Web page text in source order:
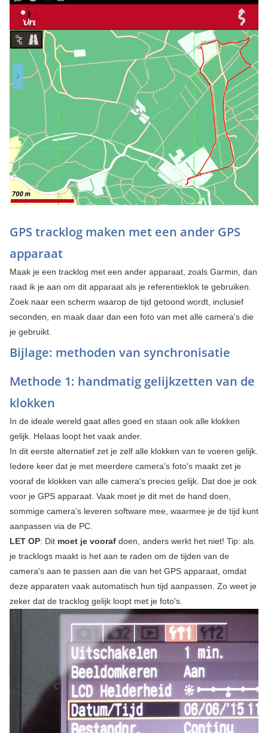
GPS tracklog maken met een ander GPS
apparaat
Maak je een tracklog met een ander apparaat, zoals Garmin, dan
raad ik je aan om dit apparaat als je referentieklok te gebruiken.
Zoek naar een scherm waarop de tijd getoond wordt, inclusief
seconden, en maak daar dan een foto van met alle camera's die
je gebruikt.
Bijlage: methoden van synchronisatie
Methode 1: handmatig gelijkzetten van de
klokken
In de ideale wereld gaat alles goed en staan ook alle klokken
gelijk. Helaas loopt het vaak ander.
In dit eerste alternatief zet je zelf alle klokken van te voeren gelijk.
Iedere keer dat je met meerdere camera's foto's maakt zet je
vooraf de klokken van alle camera's precies gelijk. Dat doe je ook
voor je GPS apparaat. Vaak moet je dit met de hand doen,
sommige camera's leveren software mee, waarmee je de tijd kunt
aanpassen via de PC.
LET OP: Dit moet je voorafdoen, anders werkt het niet! Tip: als
je tracklogs maakt is het aan te raden om de tijden van de
camera's aan te passen aan die van het GPS apparaat, omdat
deze apparaten vaak automatisch hun tijd aanpassen. Zo weet je
zeker dat de tracklog gelijk loopt met je foto's.